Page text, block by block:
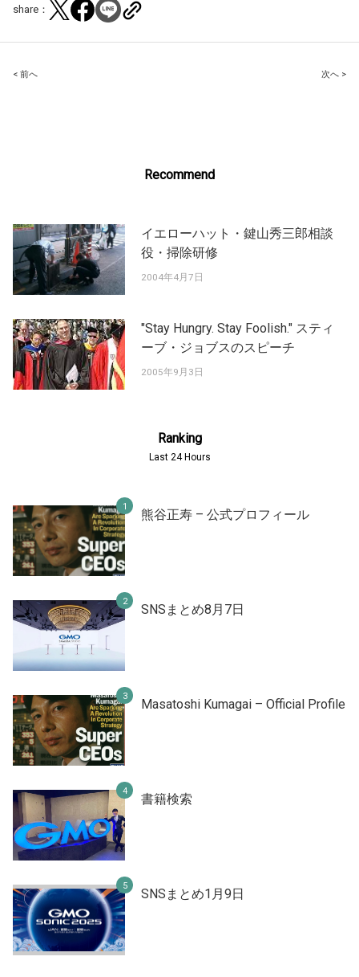
share：
Post
< 前へ 次へ >
Recommend
イエローハット・鍵山秀三郎相談
役・掃除研修
2004年4月7日
"Stay Hungry. Stay Foolish." スティ
ーブ・ジョブスのスピーチ
2005年9月3日
Ranking
Last 24 Hours
熊谷正寿 – 公式プロフィール
SNSまとめ8月7日
Masatoshi Kumagai – Official Profile
書籍検索
SNSまとめ1月9日